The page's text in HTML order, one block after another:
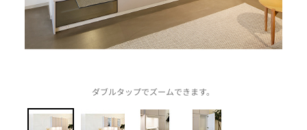
ダブルタップでズームできます。